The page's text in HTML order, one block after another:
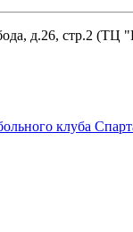
д.26, стр.2 (ТЦ